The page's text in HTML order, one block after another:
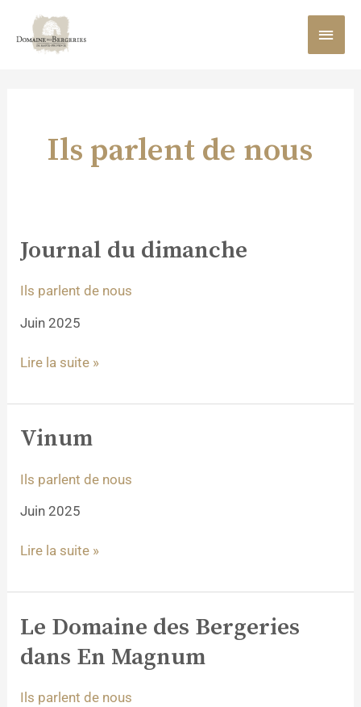
contenu
Ils parlent de nous
Journal du dimanche
Ils parlent de nous
Juin 2025
Journal
du
dimanche
Lire la suite »
Vinum
Ils parlent de nous
Juin 2025
Vinum
Lire la suite »
Le Domaine des Bergeries
dans En Magnum
Ils parlent de nous
Le
des
dans